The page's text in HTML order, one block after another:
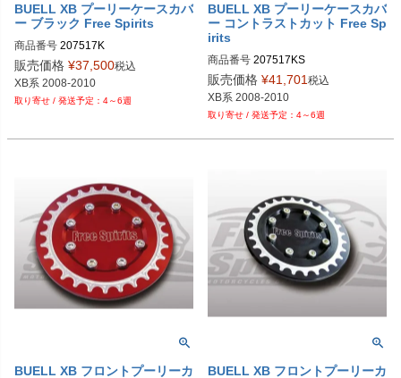
BUELL XB プーリーケースカバ
ー ブラック Free Spirits
商品番号 207517K
販売価格 ¥37,500税込
XB系 2008-2010
4～6週
BUELL XB プーリーケースカバ
ー コントラストカット Free Sp
irits
商品番号 207517KS
販売価格 ¥41,701 税込
XB系 2008-2010
4～6週
BUELL XB フロントプーリーカ
BUELL XB フロントプーリーカ